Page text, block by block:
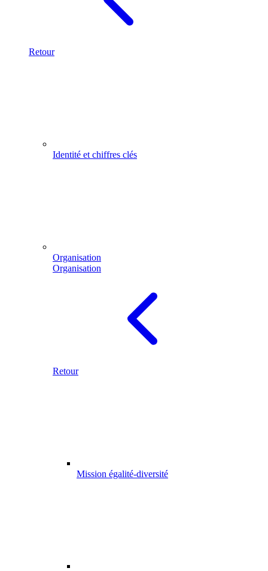
Retour
Identité et chiffres clés
Organisation
Organisation
Retour
Mission égalité-diversité